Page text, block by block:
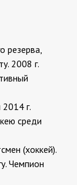
резерва,
2008 г.
г.
среди
(хоккей).
Чемпион